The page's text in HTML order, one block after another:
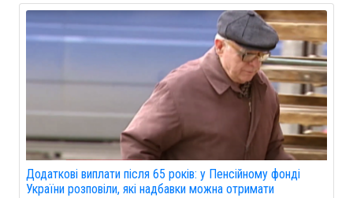
Додаткові виплати після 65 років: у Пенсійному фонді
України розповіли, які надбавки можна отримати